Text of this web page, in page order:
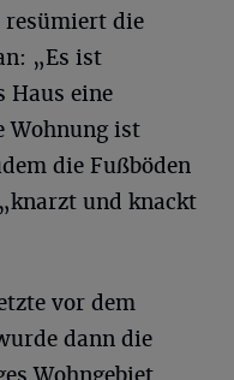
resümiert die
„Es ist
Haus eine
Wohnung ist
die Fußböden
und knackt
vor dem
dann die